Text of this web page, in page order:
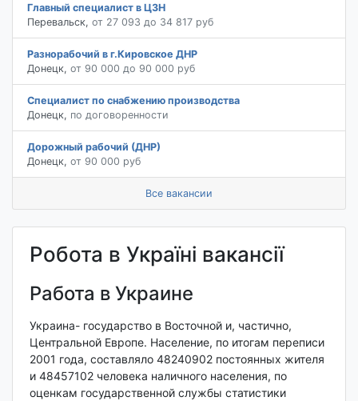
Главный специалист в ЦЗН
Перевальск, от 27 093 до 34 817 руб
Разнорабочий в г.Кировское ДНР
Донецк, от 90 000 до 90 000 руб
Специалист по снабжению производства
Донецк, по договоренности
Дорожный рабочий (ДНР)
Донецк, от 90 000 руб
Все вакансии
Робота в Україні вакансії
Работа в Украине
Украина- государство в Восточной и, частично,
Центральной Европе. Население, по итогам переписи
2001 года, составляло 48240902 постоянных жителя
и 48457102 человека наличного населения, по
оценкам государственной службы статистики